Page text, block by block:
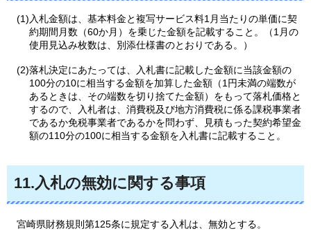
(1)入札金額は、基本料金と複写サービス料1月当たりの単価に契
約期間月数（60か月）を乗じた金額を記載すること。（1月の
使用見込み枚数は、別添仕様書のとおりである。）
(2)落札決定にあたっては、入札書に記載した金額に当該金額の
100分の10に相当する金額を加算した金額（1円未満の端数が
あるときは、その端数を切り捨てた金額）をもって落札価格と
するので、入札者は、消費税及び地方消費税に係る課税事業者
であるか免税事業者であるかを問わず、見積もった契約希望金
額の110分の100に相当する金額を入札書に記載すること。
11.入札の無効に関する事項
宮崎県財務規則第125条に規定する入札は、無効とする。